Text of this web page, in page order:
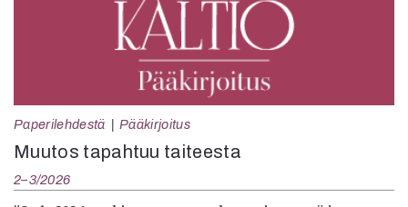
Paperilehdestä Pääkirjoitus
Muutos tapahtuu taiteesta
2–3/2026